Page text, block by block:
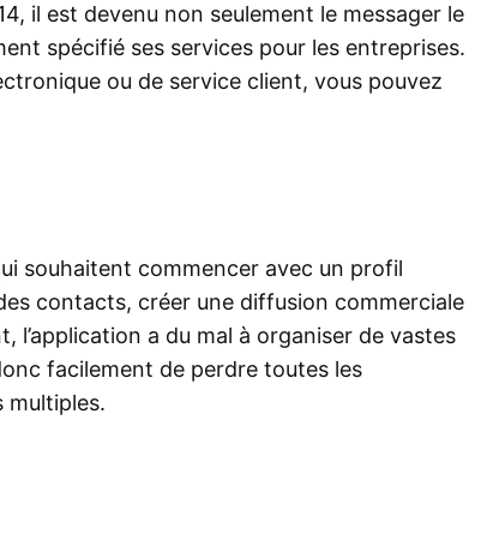
il est devenu non seulement le messager le
spécifié ses services pour les entreprises.
ou de service client, vous pouvez
souhaitent commencer avec un profil
contacts, créer une diffusion commerciale
l’application a du mal à organiser de vastes
facilement de perdre toutes les
multiples.